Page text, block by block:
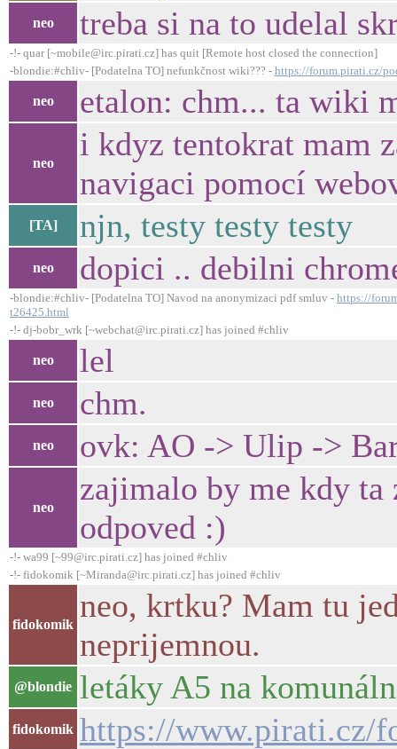
neo treba si na to udelal
-!- quar [~mobile@irc.pirati.cz] has quit [Remote host closed the connection]
-blondie:#chliv- [Podatelna TO] nefunkčnost wiki??? - https://forum.pirati.cz/
neo etalon: chm... ta wiki
neo
i kdyz tentokrat mam
navigaci pomocí
[TA] njn, testy testy testy
neo dopici .. debilni
-blondie:#chliv- [Podatelna TO] Navod na anonymizaci pdf smluv - https://
t26425.html
-!- dj-bobr_wrk [~webchat@irc.pirati.cz] has joined #chliv
neo lel
neo chm.
neo ovk: AO -> Ulip ->
neo
zajimalo by me kdy ta
odpoved :)
-!- wa99 [~99@irc.pirati.cz] has joined #chliv
-!- fidokomik [~Miranda@irc.pirati.cz] has joined #chliv
fidokomik
neo, krtku? Mam tu
neprijemnou.
@blondie letáky A5 na
fidokomik https://www.pirati.cz/